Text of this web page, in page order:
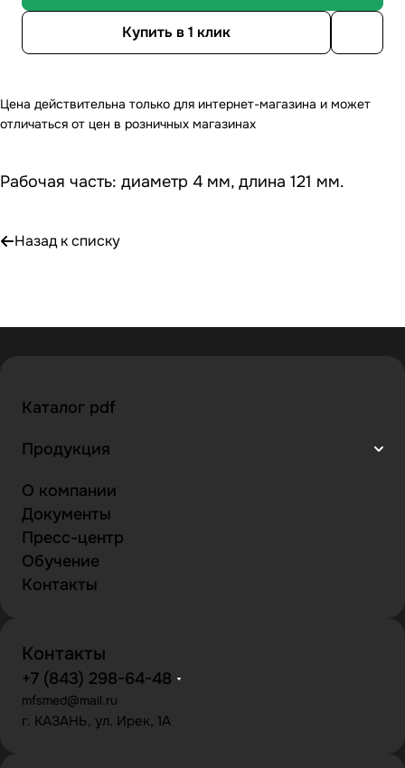
Купить в 1 клик
Цена действительна только для интернет-магазина и может
отличаться от цен в розничных магазинах
Рабочая часть: диаметр 4 мм, длина 121 мм.
Назад к списку
Каталог pdf
Продукция
О компании
Документы
Пресс-центр
Обучение
Контакты
Контакты
+7 (843) 298-64-48
mfsmed@mail.ru
г. КАЗАНЬ, ул. Ирек, 1А